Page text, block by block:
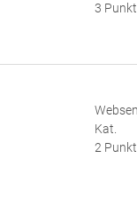
3
Kat.
2